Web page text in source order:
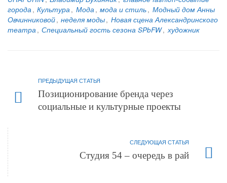
города , Культура , Мода , мода и стиль, Модный дом Анны
Овчинниковой, неделя моды, Новая сцена Александринского
театра , Специальный гость сезона SPbFW, художник
ПРЕДЫДУЩАЯ СТАТЬЯ
Позиционирование бренда через
социальные и культурные проекты
СЛЕДУЮЩАЯ СТАТЬЯ
Студия 54 – очередь в рай